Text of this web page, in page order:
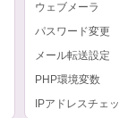
ウェブメーラ
パスワード変更
メール転送設定
PHP環境変数
IPアドレスチェ